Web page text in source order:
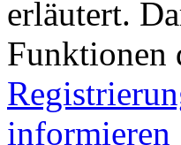
erläutert.
Funktionen
informieren